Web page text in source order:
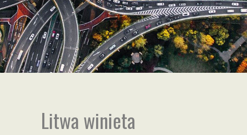
Litwa winieta